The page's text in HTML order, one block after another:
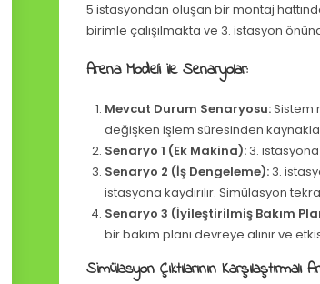
5 istasyondan oluşan bir montaj
birimle çalışılmakta ve 3. istasyon
Arena Modeli ile Senaryolar:
Mevcut Durum Senaryosu:Sistem
değişken işlem süresinden
Senaryo 1 (Ek Makina): 3.
Senaryo 2 (İş Dengeleme): 3.
istasyona kaydırılır. Simülasyon tekrar
Senaryo 3 (İyileştirilmiş Bakım
bir bakım planı devreye alınır ve
Simülasyon Çıktılarının Karşılaştırmalı